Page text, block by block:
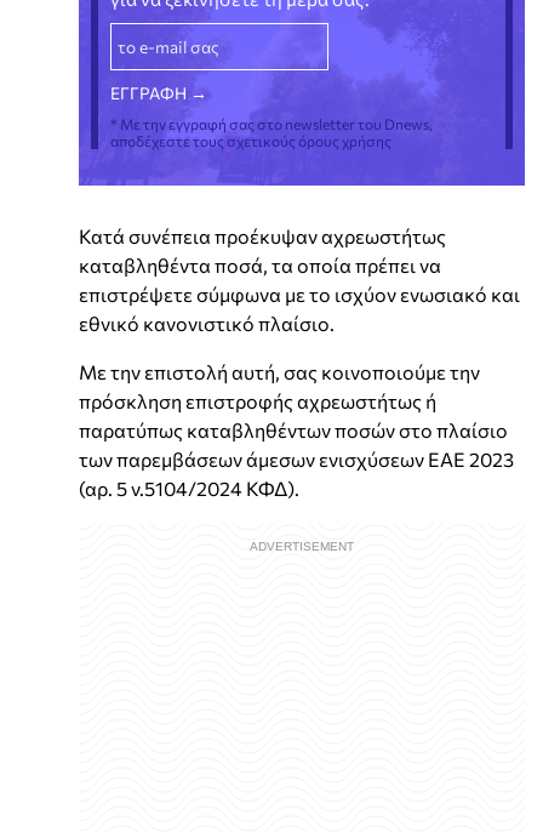
* Με την εγγραφή σας στο newsletter του Dnews,
αποδέχεστε τους σχετικούς όρους χρήσης
Κατά συνέπεια προέκυψαν αχρεωστήτως
καταβληθέντα ποσά, τα οποία πρέπει να
επιστρέψετε σύμφωνα με το ισχύον ενωσιακό και
εθνικό κανονιστικό πλαίσιο.
Με την επιστολή αυτή, σας κοινοποιούμε την
πρόσκληση επιστροφής αχρεωστήτως ή
παρατύπως καταβληθέντων ποσών στο πλαίσιο
των παρεμβάσεων άμεσων ενισχύσεων ΕΑΕ 2023
(αρ. 5 ν.5104/2024 ΚΦΔ).